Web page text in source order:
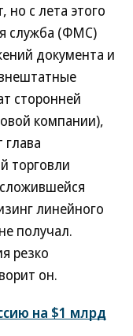
с лета этого
служба (ФМС)
документа и
сторонней
компании),
торговли
линейного
получал.
резко
он.
на $1 млрд